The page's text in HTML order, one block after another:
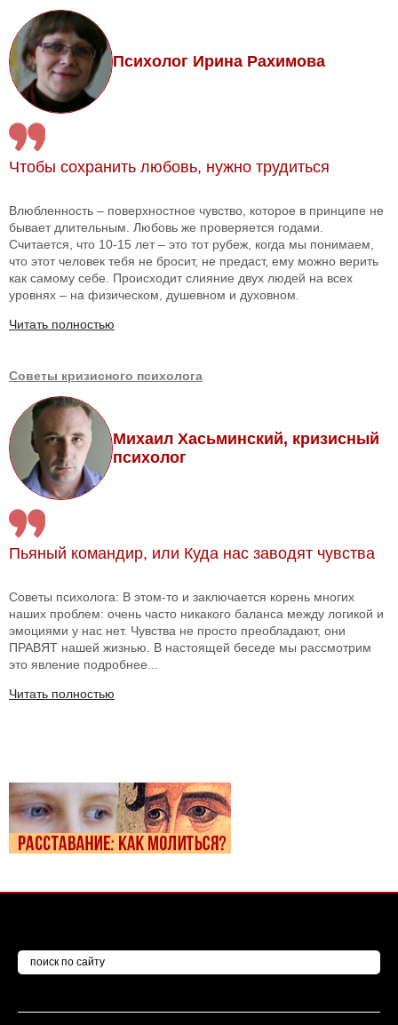
Психолог Ирина Рахимова
Чтобы сохранить любовь, нужно трудиться
Влюбленность – поверхностное чувство, которое в принципе не
бывает длительным. Любовь же проверяется годами.
Считается, что 10-15 лет – это тот рубеж, когда мы понимаем,
что этот человек тебя не бросит, не предаст, ему можно верить
как самому себе. Происходит слияние двух людей на всех
уровнях – на физическом, душевном и духовном.
Читать полностью
Советы кризисного психолога
Михаил Хасьминский, кризисный
психолог
Пьяный командир, или Куда нас заводят чувства
Советы психолога: В этом-то и заключается корень многих
наших проблем: очень часто никакого баланса между логикой и
эмоциями у нас нет. Чувства не просто преобладают, они
ПРАВЯТ нашей жизнью. В настоящей беседе мы рассмотрим
это явление подробнее...
Читать полностью